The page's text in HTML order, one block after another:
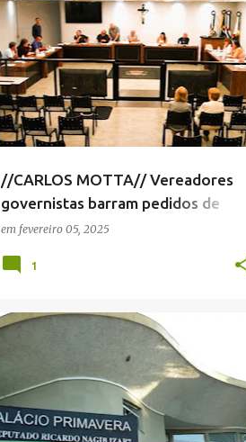
//CARLOS MOTTA// Vereadores
governistas barram pedidos de
informações à prefeitura
em fevereiro 05, 2025
ANNA BEATRIZ SCACHETTI +4
1
CÂMARA MUNICIPAL SERRA NEGRA